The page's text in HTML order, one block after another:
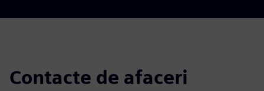
Contacte de afaceri